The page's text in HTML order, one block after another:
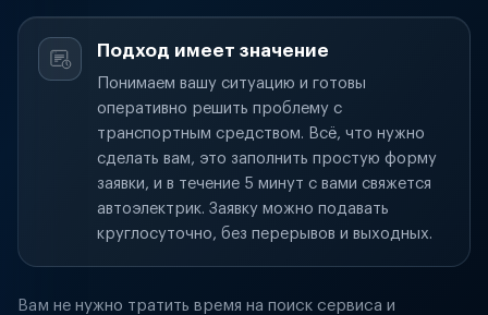
Подход имеет значение
Понимаем вашу ситуацию и готовы
оперативно решить проблему с
транспортным средством. Всё, что нужно
сделать вам, это заполнить простую форму
заявки, и в течение 5 минут с вами свяжется
автоэлектрик. Заявку можно подавать
круглосуточно, без перерывов и выходных.
Вам не нужно тратить время на поиск сервиса и